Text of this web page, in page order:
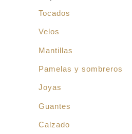
Tocados
Velos
Mantillas
Pamelas y sombreros
Joyas
Guantes
Calzado